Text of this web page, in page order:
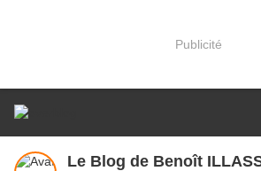
Publicité
Le Blog de Benoît